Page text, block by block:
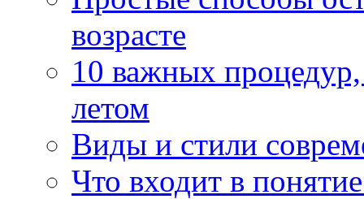
возрасте
10 важных
летом
Виды и стили
Что входит в